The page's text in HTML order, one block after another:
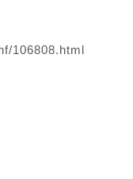
106808.html